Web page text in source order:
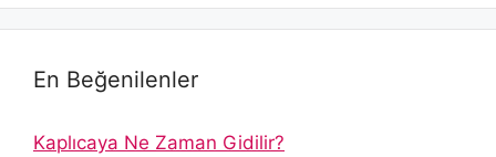
En Beğenilenler
Kaplıcaya Ne Zaman Gidilir?